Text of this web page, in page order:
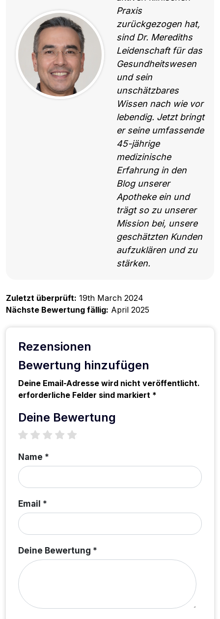
Praxis
zurückgezogen hat,
sind Dr. Merediths
Leidenschaft für das
Gesundheitswesen
und sein
unschätzbares
Wissen nach wie vor
lebendig. Jetzt bringt
er seine umfassende
45-jährige
medizinische
Erfahrung in den
Blog unserer
Apotheke ein und
trägt so zu unserer
Mission bei, unsere
geschätzten Kunden
aufzuklären und zu
stärken.
Zuletzt überprüft: 19th March 2024
Nächste Bewertung fällig: April 2025
Rezensionen
Bewertung hinzufügen
Deine Email-Adresse wird nicht veröffentlicht.
erforderliche Felder sind markiert *
Deine Bewertung
4 stars
3 stars
2 stars
1 star
Name *
Email *
Deine Bewertung *